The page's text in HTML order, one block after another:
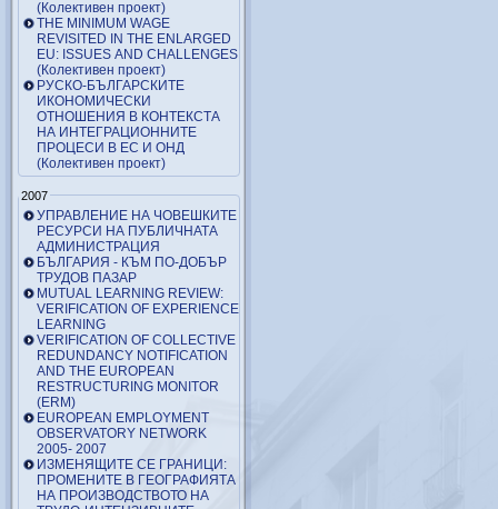
(Колективен проект)
THE MINIMUM WAGE
REVISITED IN THE ENLARGED
EU: ISSUES AND CHALLENGES
(Колективен проект)
РУСКО-БЪЛГАРСКИТЕ
ИКОНОМИЧЕСКИ
ОТНОШЕНИЯ В КОНТЕКСТА
НА ИНТЕГРАЦИОННИТЕ
ПРОЦЕСИ В ЕС И ОНД
(Колективен проект)
2007
УПРАВЛЕНИЕ НА ЧОВЕШКИТЕ
РЕСУРСИ НА ПУБЛИЧНАТА
АДМИНИСТРАЦИЯ
БЪЛГАРИЯ - КЪМ ПО-ДОБЪР
ТРУДОВ ПАЗАР
MUTUAL LEARNING REVIEW:
VERIFICATION OF EXPERIENCE
LEARNING
VERIFICATION OF COLLECTIVE
REDUNDANCY NOTIFICATION
AND THE EUROPEAN
RESTRUCTURING MONITOR
(ERM)
EUROPEAN EMPLOYMENT
OBSERVATORY NETWORK
2005- 2007
ИЗМЕНЯЩИТЕ СЕ ГРАНИЦИ:
ПРОМЕНИТЕ В ГЕОГРАФИЯТА
НА ПРОИЗВОДСТВОТО НА